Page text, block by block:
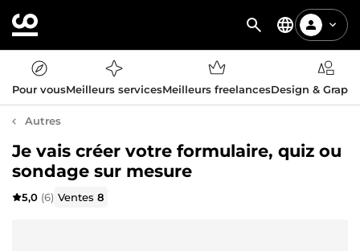
Pour vousMeilleurs servicesMeilleurs freelancesDesign &
Autres
Je vais créer votre formulaire, quiz ou
sondage sur mesure
5,0 (6) Ventes8